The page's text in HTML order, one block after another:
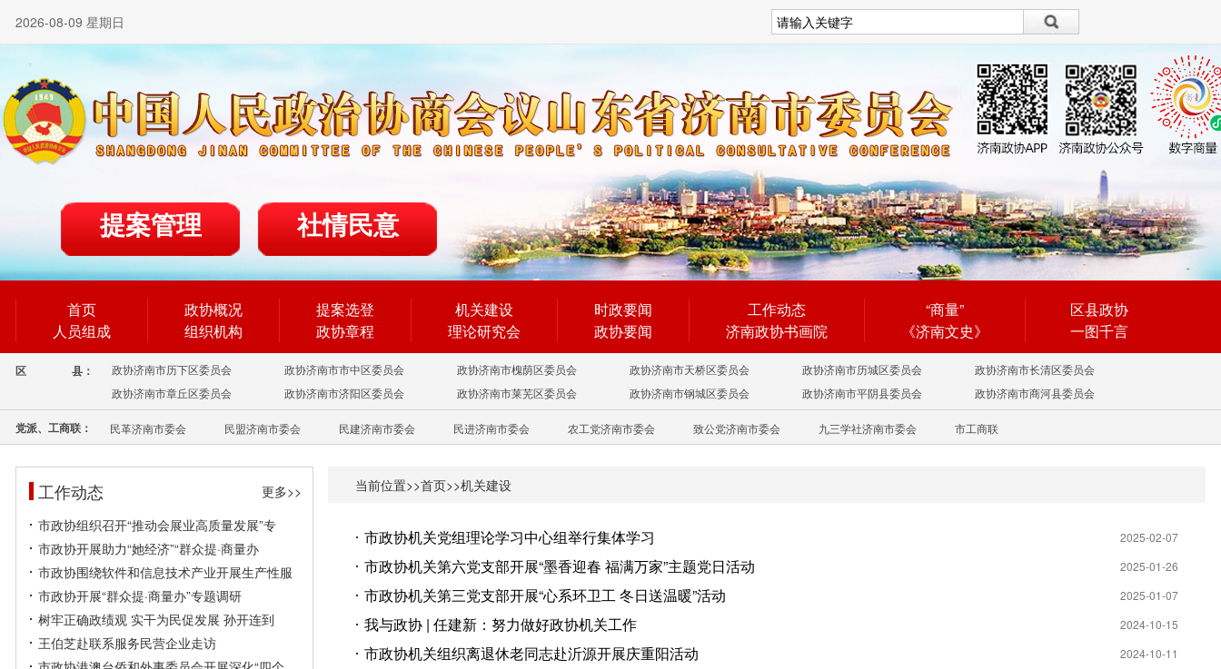
2026-08-09 星期日
繁體
提案管理 社情民意
首页
人员组成
政协概况
组织机构
提案选登
政协章程
机关建设
理论研究会
时政要闻
政协要闻
工作动态
济南政协书画院
“商量”
《济南文史》
区县政协
一图千言
区 县： 政协济南市历下区委员会 政协济南市市中区委员会 政协济南市槐荫区委员会 政协济南市天桥区委员会 政协济南市历城区委员会
政协济南市长清区委员会
政协济南市章丘区委员会
政协济南市济阳区委员会 政协济南市莱芜区委员会 政协济南市钢城区委员会 政协济南市平阴县委员会 政协济南市商河县委员会
党派、工商联： 民革济南市委会 民盟济南市委会 民建济南市委会 民进济南市委会 农工党济南市委会 致公党济南市委会 九三学社济南市委会 市工商联
工作动态
更多>>
市政协组织召开“推动会展业高质量发展”专
市政协开展助力“她经济”“群众提·商量办
市政协围绕软件和信息技术产业开展生产性服
市政协开展“群众提·商量办”专题调研
树牢正确政绩观 实干为民促发展 孙开连到
王伯芝赴联系服务民营企业走访
当前位置>>首页>>机关建设
市政协机关党组理论学习中心组举行集体学习 2025-02-07
市政协机关第六党支部开展“墨香迎春 福满万家”主题党日活动 2025-01-26
市政协机关第三党支部开展“心系环卫工 冬日送温暖”活动 2025-01-07
我与政协 | 任建新：努力做好政协机关工作 2024-10-15
市政协机关组织离退休老同志赴沂源开展庆重阳活动 2024-10-11